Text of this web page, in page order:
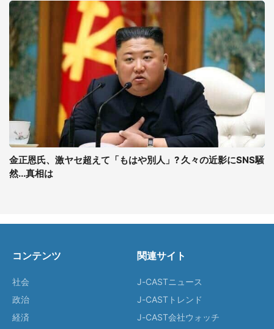
金正恩氏、激ヤセ超えて「もはや別人」? 久々の近影にSNS騒
然...真相は
コンテンツ
社会
政治
経済
関連サイト
J-CASTニュース
J-CASTトレンド
J-CAST会社ウォッチ